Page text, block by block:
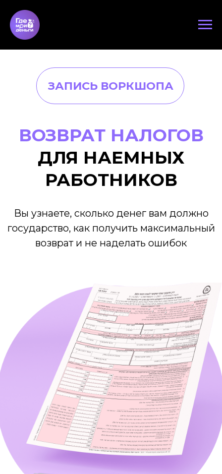
Вы узнаете, сколько денег вам должно
государство, как получить максимальный
возврат и не наделать ошибок
ВОЗВРАТ НАЛОГОВ
РАБОТНИКОВ​
Купить